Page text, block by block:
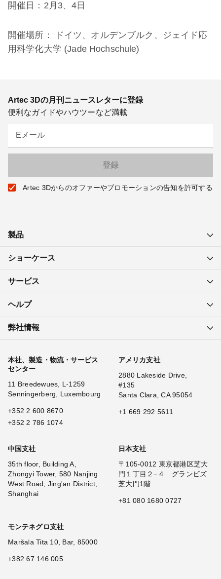
開催日：2月3、4日
開催場所： ドイツ、オルデンブルク、ジェイド応
用科学化大学 (Jade Hochschule)
Artec 3Dの月刊ニュースレターに登録
便利なガイドやハウツーなど満載
Eメール
Artec 3Dからのオファーやプロモーションの告知を許可する
製品
ショーケース
サービス
ヘルプ
弊社情報
本社、製造・物流・サービス
センター
11 Breedewues, L-1259
Senningerberg, Luxembourg
+352 2 600 8670
+352 2 786 1074
アメリカ支社
2880 Lakeside Drive,
#135
Santa Clara, CA 95054
+1 669 292 5611
中国支社
35th floor, Building A,
Zhongyi Tower, 580 Nanjing
West Road, Jing'an District,
Shanghai
日本支社
〒105-0012 東京都港区芝大
門１丁目２−４ グランビズ
芝大門1階
+81 080 1680 0727
モンテネグロ支社
Maršala Tita 10, Bar, 85000
+382 67 146 005